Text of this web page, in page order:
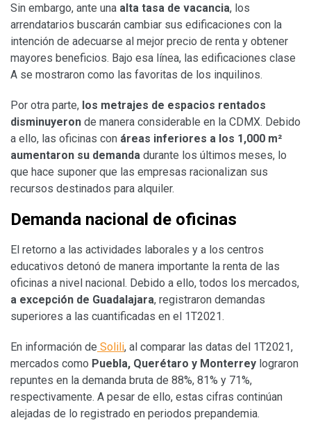
Sin embargo, ante una alta tasa de vacancia, los
arrendatarios buscarán cambiar sus edificaciones con la
intención de adecuarse al mejor precio de renta y obtener
mayores beneficios. Bajo esa línea, las edificaciones clase
A se mostraron como las favoritas de los inquilinos.
Por otra parte, los metrajes de espacios rentados
disminuyeron de manera considerable en la CDMX. Debido
a ello, las oficinas con áreas inferiores a los 1,000 m²
aumentaron su demanda durante los últimos meses, lo
que hace suponer que las empresas racionalizan sus
recursos destinados para alquiler.
Demanda nacional de oficinas
El retorno a las actividades laborales y a los centros
educativos detonó de manera importante la renta de las
oficinas a nivel nacional. Debido a ello, todos los mercados,
a excepción de Guadalajara, registraron demandas
superiores a las cuantificadas en el 1T2021.
En información de Solili, al comparar las datas del 1T2021,
mercados como Puebla, Querétaro y Monterrey lograron
repuntes en la demanda bruta de 88%, 81% y 71%,
respectivamente. A pesar de ello, estas cifras continúan
alejadas de lo registrado en periodos prepandemia.